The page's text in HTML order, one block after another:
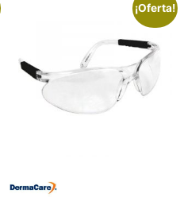
¡Oferta!